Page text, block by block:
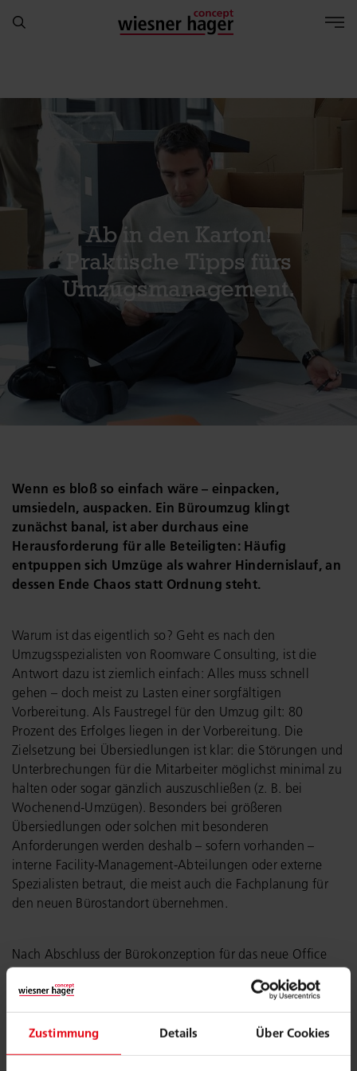
Zustimmung Details Über Cookies
Ab in den Karton!
Praktische Tipps fürs
Umzugsmanagement.
Wenn es bloß so einfach wäre – einpacken,
umsiedeln, auspacken. Ein Büroumzug klingt
zunächst banal, ist aber durchaus eine
Herausforderung für alle Beteiligten: Häufig
entpuppen sich Umzüge als wahrer Hindernislauf, an
dessen Ende Chaos statt Ordnung steht.
Warum ist das eigentlich so? Geht es nach den
Umzugsspezialisten von Roomware Consulting, ist die
Antwort dazu ist ziemlich einfach: Alles muss schnell
gehen – doch meist zu Lasten einer sorgfältigen
Vorbereitung. Als Faustregel für den Umzug gilt: 80
Prozent des Erfolges liegen in der Vorbereitung. Die
Zielsetzung bei Übersiedlungen ist klar: die Störungen und
Unterbrechungen für die Mitarbeiter möglichst minimal zu
halten oder sogar gänzlich auszuschließen (z. B. bei
Wochenend-Umzügen). Besonders bei größeren
Übersiedlungen oder solchen mit besonderen
Anforderungen werden deshalb – sofern vorhanden –
interne Facility-Management-Abteilungen oder externe
Spezialisten betraut, die meist auch die Fachplanung für
den neuen Bürostandort übernehmen.
Nach Abschluss der Bürokonzeption für das neue Office
werden Bestandslisten erstellt, in denen festgehalten wird,
welcher Person an welchem Platz das Inventar zugeordnet
ist. Einfachheit bürgt auch hier für Effektivität. Die
entscheidenden Tugenden dafür sind Sorgfältigkeit,